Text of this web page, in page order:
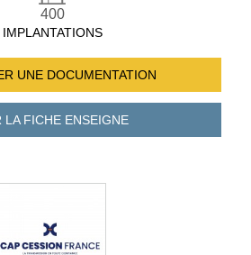
400
IMPLANTATIONS
UNE DOCUMENTATION
LA FICHEENSEIGNE